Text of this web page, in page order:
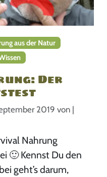
aus der Natur
Der
2019 von |
Nahrung
🙂 Kennst Du den
geht’s darum,